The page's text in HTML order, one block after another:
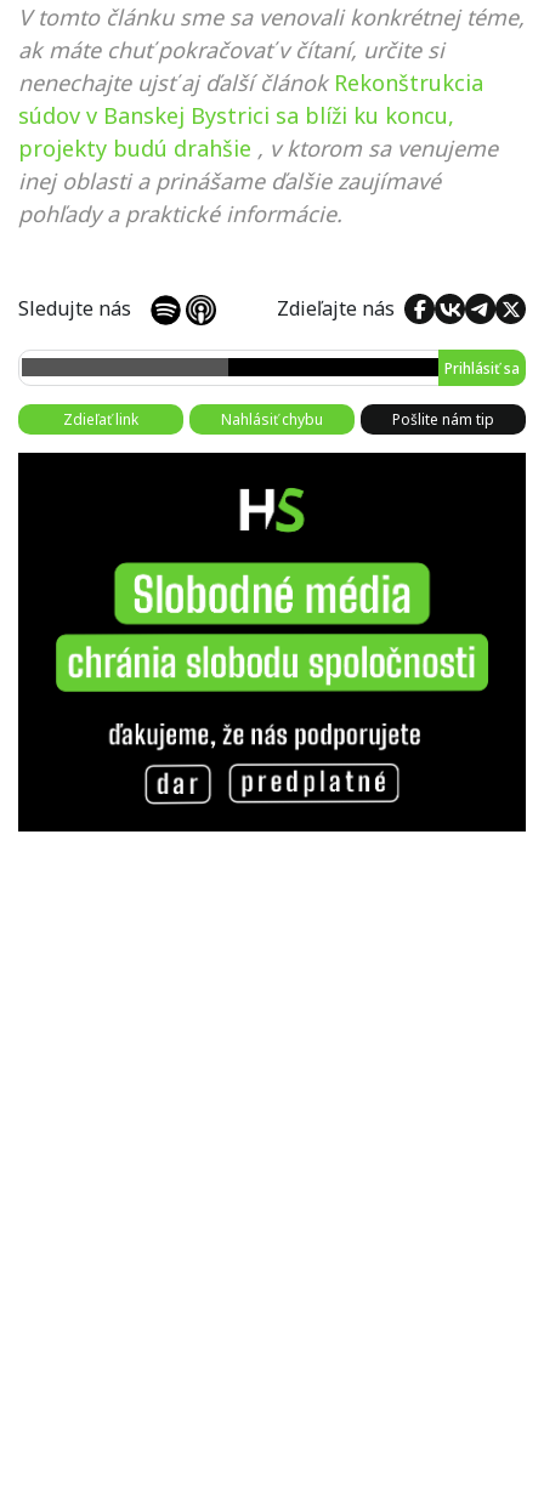
V tomto článku sme sa venovali konkrétnej téme,
ak máte chuť pokračovať v čítaní, určite si
nenechajte ujsť aj ďalší článok Rekonštrukcia
súdov v Banskej Bystrici sa blíži ku koncu,
projekty budú drahšie , v ktorom sa venujeme
inej oblasti a prinášame ďalšie zaujímavé
pohľady a praktické informácie.
Sledujte nás Zdieľajte nás
Prihlásiť sa
Zdieľať link Nahlásiť chybu Pošlite nám tip